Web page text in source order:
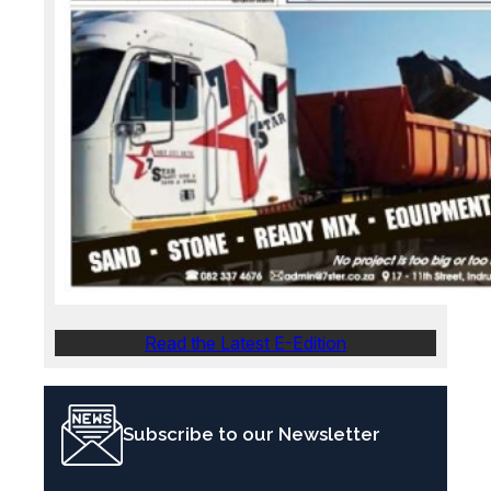
Read the Latest E-Edition
Subscribe to our Newsletter